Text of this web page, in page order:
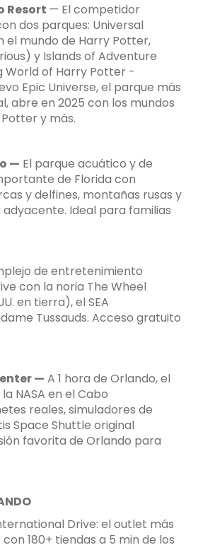
Resort — El competidor
dos parques: Universal
el mundo de Harry Potter,
y Islands of Adventure
World of Harry Potter -
Epic Universe, el parque más
abre en 2025 con los mundos
y más.
— El parque acuático y de
de Florida con
y delfines, montañas rusas y
Ideal para familias
de entretenimiento
con la noria The Wheel
en tierra), el SEA
Tussauds. Acceso gratuito
— A 1 hora de Orlando, el
NASA en el Cabo
reales, simuladores de
Space Shuttle original
favorita de Orlando para
Drive: el outlet más
180+ tiendas a 5 min de los